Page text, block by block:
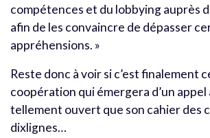
compétences et du lobbying auprès
afin de les convaincre de dépasser
appréhensions. »
Reste donc à voir si c’est finalement
coopération qui émergera d’un appel
tellement ouvert que son cahier des
dixlignes…